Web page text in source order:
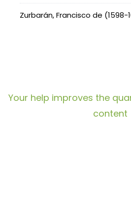
Zurbarán, Francisco de (1598-
Your help improves the
content